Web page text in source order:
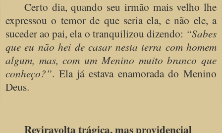
Certo dia, quando seu irmão mais velho lhe
expressou o temor de que seria ela, e não ele, a
suceder ao pai, ela o tranquilizou dizendo: “Sabes
que eu não hei de casar nesta terra com homem
algum, mas, com um Menino muito branco que
conheço?”. Ela já estava enamorada do Menino
Deus.
Reviravolta trágica, mas providencial